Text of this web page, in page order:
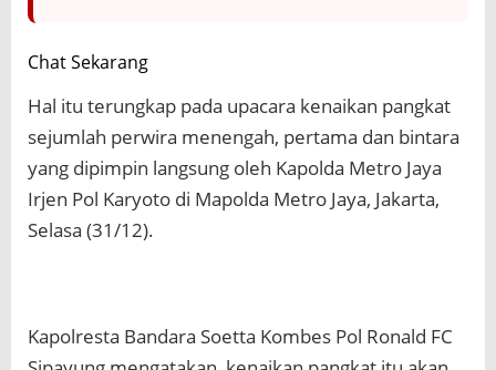
Chat Sekarang
Hal itu terungkap pada upacara kenaikan pangkat
sejumlah perwira menengah, pertama dan bintara
yang dipimpin langsung oleh Kapolda Metro Jaya
Irjen Pol Karyoto di Mapolda Metro Jaya, Jakarta,
Selasa (31/12).
Kapolresta Bandara Soetta Kombes Pol Ronald FC